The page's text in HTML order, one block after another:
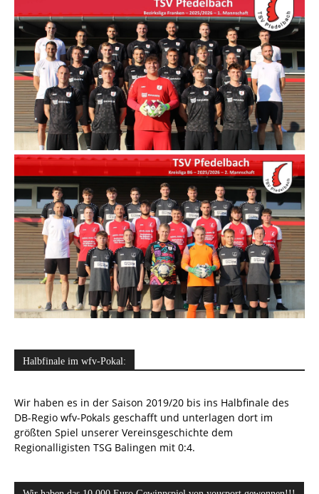
Halbfinale im wfv-Pokal:
Wir haben es in der Saison 2019/20 bis ins Halbfinale des
DB-Regio wfv-Pokals geschafft und unterlagen dort im
größten Spiel unserer Vereinsgeschichte dem
Regionalligisten TSG Balingen mit 0:4.